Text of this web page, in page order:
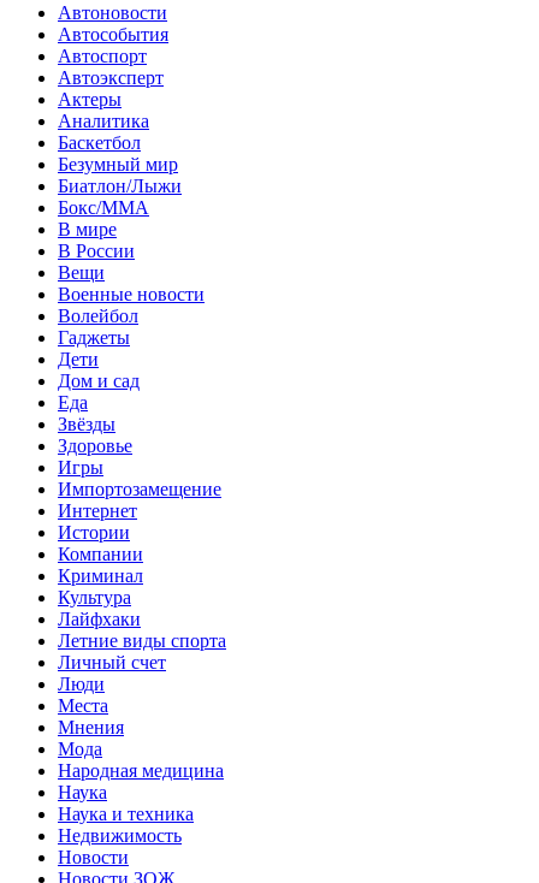
Автоновости
Автособытия
Автоспорт
Автоэксперт
Актеры
Аналитика
Баскетбол
Безумный мир
Биатлон/Лыжи
Бокс/MMA
В мире
В России
Вещи
Военные новости
Волейбол
Гаджеты
Дети
Дом и сад
Еда
Звёзды
Здоровье
Игры
Импортозамещение
Интернет
Истории
Компании
Криминал
Культура
Лайфхаки
Летние виды спорта
Личный счет
Люди
Места
Мнения
Мода
Народная медицина
Наука
Наука и техника
Недвижимость
Новости
Новости ЗОЖ